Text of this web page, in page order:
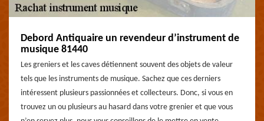
Debord Antiquaire un revendeur d’instrument de
musique 81440
Les greniers et les caves détiennent souvent des objets de valeur
tels que les instruments de musique. Sachez que ces derniers
intéressent plusieurs passionnées et collecteurs. Donc, si vous en
trouvez un ou plusieurs au hasard dans votre grenier et que vous